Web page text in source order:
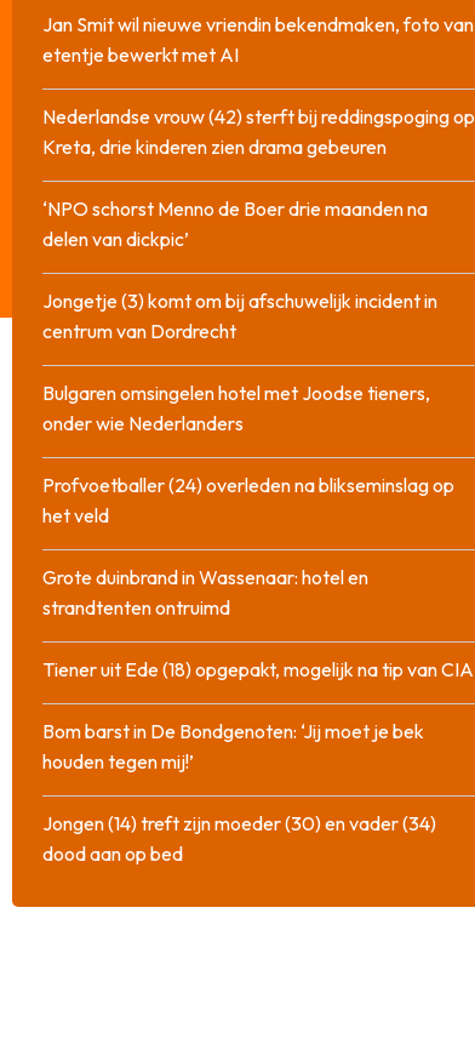
Jan Smit wil nieuwe vriendin bekendmaken, foto van
etentje bewerkt met AI
Nederlandse vrouw (42) sterft bij reddingspoging op
Kreta, drie kinderen zien drama gebeuren
‘NPO schorst Menno de Boer drie maanden na
delen van dickpic’
Jongetje (3) komt om bij afschuwelijk incident in
centrum van Dordrecht
Bulgaren omsingelen hotel met Joodse tieners,
onder wie Nederlanders
Profvoetballer (24) overleden na blikseminslag op
het veld
Grote duinbrand in Wassenaar: hotel en
strandtenten ontruimd
Tiener uit Ede (18) opgepakt, mogelijk na tip van CIA
Bom barst in De Bondgenoten: ‘Jij moet je bek
houden tegen mij!’
Jongen (14) treft zijn moeder (30) en vader (34)
dood aan op bed